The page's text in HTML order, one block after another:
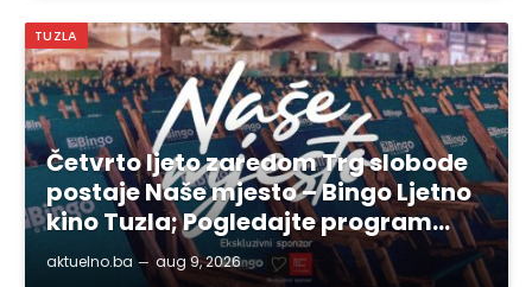
TUZLA
Četvrto ljeto zaredom Trg slobode
postaje Naše mjesto – Bingo Ljetno
kino Tuzla; Pogledajte program…
aktuelno.ba aug 9, 2026